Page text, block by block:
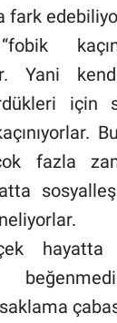
fark
Yani
için
fazla
hayatta